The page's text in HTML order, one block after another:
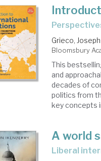
Grieco, Joseph
Bloomsbury
This
and
decades of
politics from
key concepts
A world
liberal